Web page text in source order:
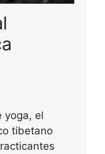
yoga, el
tibetano